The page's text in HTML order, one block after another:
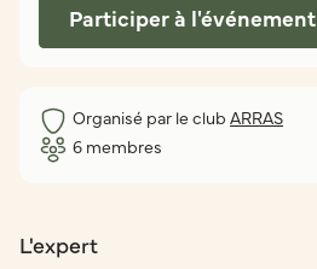
Participer à l'événement
Organisé par le club ARRAS
6 membres
L'expert